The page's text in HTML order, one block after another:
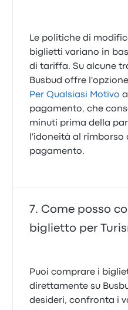
Le politiche di
biglietti variano in
di tariffa. Su alcune
Busbud offre
Per Qualsiasi Motivo
pagamento, che
minuti prima della
l'idoneità al rimborso
pagamento.
Come posso
biglietto per
Puoi comprare i
direttamente su
desideri, confronta i